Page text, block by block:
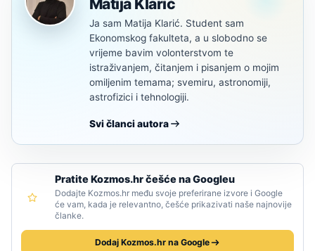
Matija Klarić
Ja sam Matija Klarić. Student sam
Ekonomskog fakulteta, a u slobodno se
vrijeme bavim volonterstvom te
istraživanjem, čitanjem i pisanjem o mojim
omiljenim temama; svemiru, astronomiji,
astrofizici i tehnologiji.
Svi članci autora
Pratite Kozmos.hr češće na Googleu
Dodajte Kozmos.hr među svoje preferirane izvore i Google
će vam, kada je relevantno, češće prikazivati naše najnovije
članke.
Dodaj Kozmos.hr na Google